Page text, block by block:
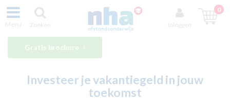
Menu Zoeken Inloggen
0
Gratis brochure
Investeer je vakantiegeld in jouw
toekomst